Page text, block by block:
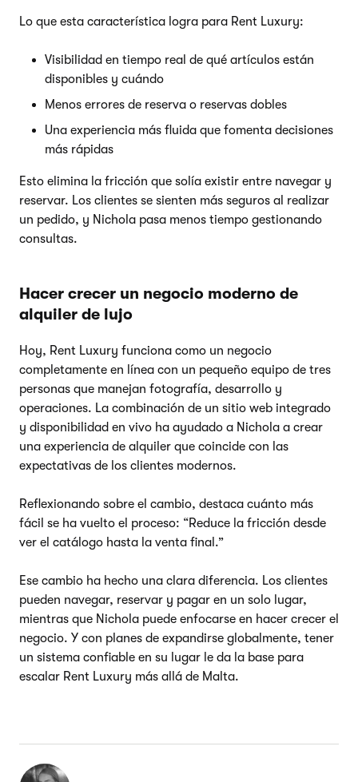
Lo que esta característica logra para Rent Luxury:
Visibilidad en tiempo real de qué artículos están
disponibles y cuándo
Menos errores de reserva o reservas dobles
Una experiencia más fluida que fomenta decisiones
más rápidas
Esto elimina la fricción que solía existir entre navegar y
reservar. Los clientes se sienten más seguros al realizar
un pedido, y Nichola pasa menos tiempo gestionando
consultas.
Hacer crecer un negocio moderno de
alquiler de lujo
Hoy, Rent Luxury funciona como un negocio
completamente en línea con un pequeño equipo de tres
personas que manejan fotografía, desarrollo y
operaciones. La combinación de un sitio web integrado
y disponibilidad en vivo ha ayudado a Nichola a crear
una experiencia de alquiler que coincide con las
expectativas de los clientes modernos.
Reflexionando sobre el cambio, destaca cuánto más
fácil se ha vuelto el proceso: “Reduce la fricción desde
ver el catálogo hasta la venta final.”
Ese cambio ha hecho una clara diferencia. Los clientes
pueden navegar, reservar y pagar en un solo lugar,
mientras que Nichola puede enfocarse en hacer crecer el
negocio. Y con planes de expandirse globalmente, tener
un sistema confiable en su lugar le da la base para
escalar Rent Luxury más allá de Malta.